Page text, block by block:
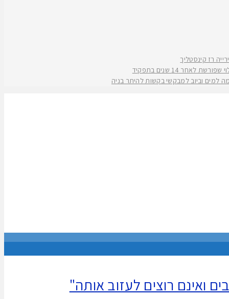
14 שנים בתפקיד
למים וביוב למבקשי בקשות להיתר בניה
ואינם רוצים לעזוב אותה"